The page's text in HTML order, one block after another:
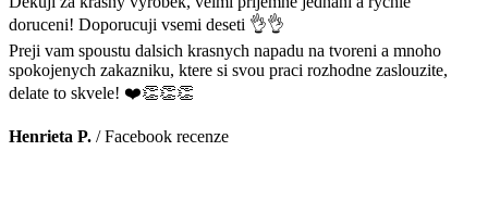
doruceni! Doporucuji vsemi deseti 👌👌
Preji vam spoustu dalsich krasnych napadu na tvoreni a mnoho
spokojenych zakazniku, ktere si svou praci rozhodne zaslouzite,
delate to skvele! ❤️👏👏👏
Henrieta P. /Facebook recenze